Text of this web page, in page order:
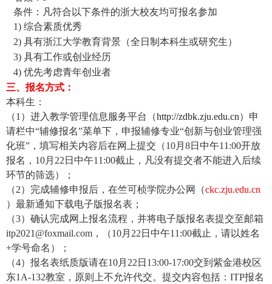
条件：凡符合以下条件的浙大校友均可报名参加
1) 综合素质优秀
2) 具有浙江大学教育背景（全日制本科生或研究生）
3) 具有工作或创业经历
4) 优先考虑青年创业者
三、报名方式：
本科生：
（1 ）进入教学管理信息服务平台（http://zdbk.zju.edu.cn）申
请栏中“辅修报名”菜单下，申报辅修专业“创新与创业管理强
化班”，填写相关内容后在网上提交（10月 8日中午11:00开放
报名， 10月 22 日中午11:00截止，凡没有提交者不能进入后续
环节的筛选）；
（2）完成辅修申报后，在竺可桢学院办公网（ckc.zju.edu.cn
）最新通知下载电子版报名表；
（3）确认完成网上报名流程，并将电子版报名表提交至邮箱
itp2021@foxmail.com ，（10月 22 日中午11:00截止，请以姓名
+学号命名）；
（4）报名表纸质版请在10月 22 日 13:00-17:00交到紫金港校区
东1A-132教室，原则上不允许代交。提交内容包括： ITP报名